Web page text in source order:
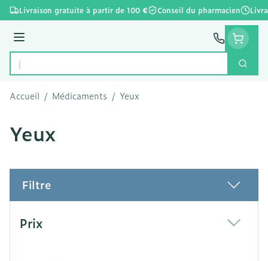
Aller au contenu
Livraison gratuite à partir de 100 € Conseil du pharmacien
Menu
Rechercher
Accueil / Médicaments / Yeux
Yeux
Filtre
Prix